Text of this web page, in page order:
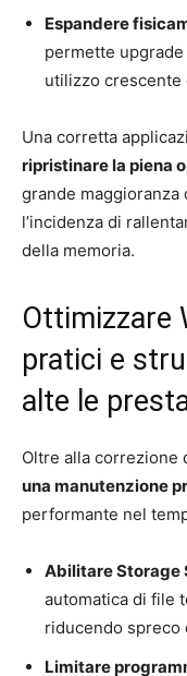
Espandere
permette
utilizzo crescente
Una corretta
ripristinare la piena
grande
l’incidenza di
della memoria.
Ottimizzare
pratici e
alte le
Oltre alla correzione
una manutenzione
performante nel
Abilitare Storage
automatica di file
riducendo spreco
Limitare